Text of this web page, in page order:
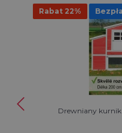
Rabat 22%
Drewniany